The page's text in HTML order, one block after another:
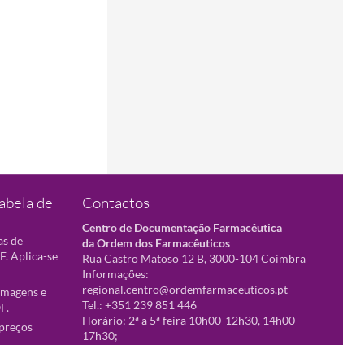
de
de
Aplica-se
e
Contactos
Centro de Documentação Farmacêutica
da Ordem dos Farmacêuticos
Rua Castro Matoso 12 B, 3000-104 Coimbra
Informações:
regional.centro@ordemfarmaceuticos.pt
Tel.: +351 239 851 446
Horário: 2ª a 5ª feira 10h00-12h30, 14h00-
17h30;